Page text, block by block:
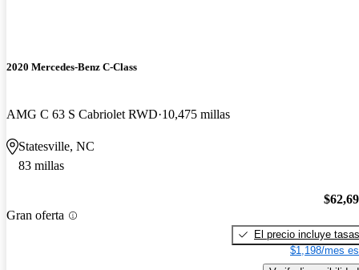
2020 Mercedes-Benz C-Class
AMG C 63 S Cabriolet RWD 10,475 millas
Statesville, NC
83 millas
Gran oferta
El precio incluye tasas
$1,198/mes